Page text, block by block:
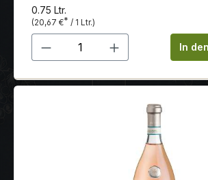
hell grünlichen Reflexen.
0.75 Ltr.
(20,67 €* / 1 Ltr.)
Produkt Anzahl: GibIn